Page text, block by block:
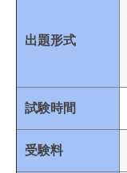
出題形式
試験時間
受験料